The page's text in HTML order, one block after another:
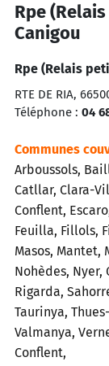
Rpe
Canigou
Rpe (Relais
RTE DE RIA,
Téléphone : 04
Communes
Arboussols,
Catllar, Clara-
Conflent,
Feuilla, Fillols,
Masos, Mantet,
Nohèdes, Nyer,
Rigarda,
Taurinya,
Valmanya,
Conflent,